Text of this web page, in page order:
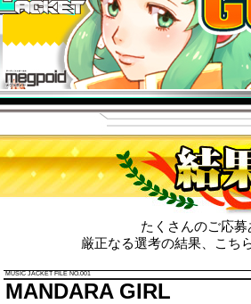
たくさんのご応募
厳正なる選考の結果、こち
MUSIC JACKET FILE NO.001
MANDARA GIRL